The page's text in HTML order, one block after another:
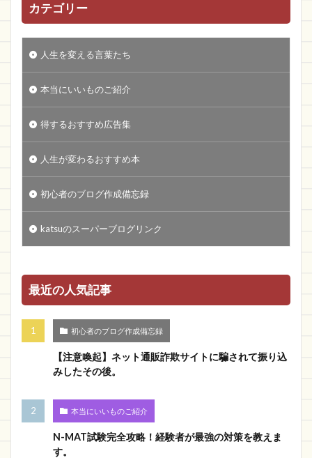
カテゴリー
人生を変える言葉たち
本当にいいものご紹介
得するおすすめ広告集
人生が変わるおすすめ本
初心者のブログ作成備忘録
katsuのスーパーブログリンク
最近の人気記事
初心者のブログ作成備忘録
【注意喚起】ネット通販詐欺サイトに騙されて振り込
みしたその後。
本当にいいものご紹介
N-MAT試験完全攻略！経験者が最強の対策を教えま
す。